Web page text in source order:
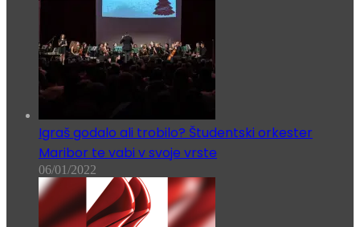
Igraš godalo ali trobilo? Študentski orkester
Maribor te vabi v svoje vrste
06/01/2022